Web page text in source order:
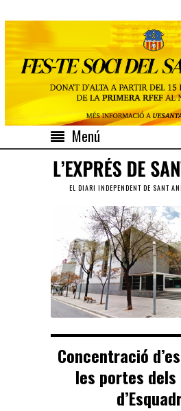
Menú
EL DIARI INDEPENDENT DE SANT
Concentració
les portes dels